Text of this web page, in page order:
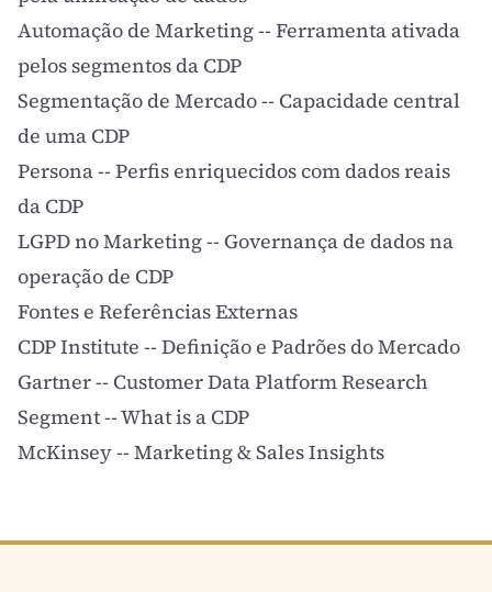
Automação de Marketing-- Ferramenta ativada
pelos segmentos da CDP
Segmentação de Mercado-- Capacidade central
de uma CDP
Persona-- Perfis enriquecidos com dados reais
da CDP
LGPD no Marketing-- Governança de dados na
operação de CDP
Fontes e Referências Externas
CDP Institute -- Definição e Padrões do Mercado
Gartner -- Customer Data Platform Research
Segment -- What is a CDP
McKinsey -- Marketing & Sales Insights